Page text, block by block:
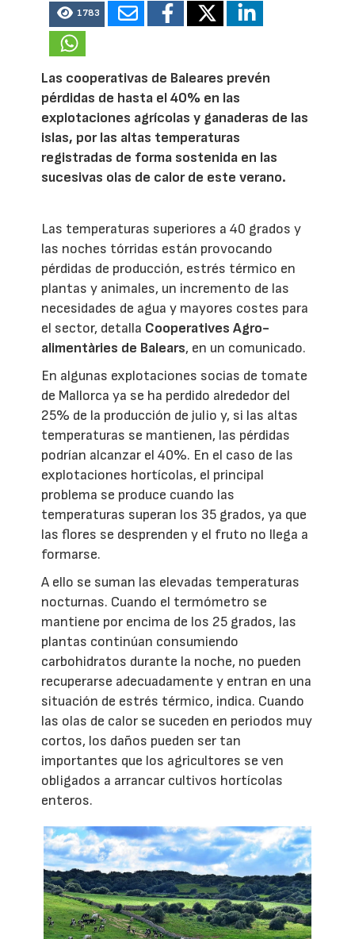
1783
Las cooperativas de Baleares prevén
pérdidas de hasta el 40% en las
explotaciones agrícolas y ganaderas de las
islas, por las altas temperaturas
registradas de forma sostenida en las
sucesivas olas de calor de este verano.
Las temperaturas superiores a 40 grados y
las noches tórridas están provocando
pérdidas de producción, estrés térmico en
plantas y animales, un incremento de las
necesidades de agua y mayores costes para
el sector, detalla Cooperatives Agro-
alimentàries de Balears, en un comunicado.
En algunas explotaciones socias de tomate
de Mallorca ya se ha perdido alrededor del
25% de la producción de julio y, si las altas
temperaturas se mantienen, las pérdidas
podrían alcanzar el 40%. En el caso de las
explotaciones hortícolas, el principal
problema se produce cuando las
temperaturas superan los 35 grados, ya que
las flores se desprenden y el fruto no llega a
formarse.
A ello se suman las elevadas temperaturas
nocturnas. Cuando el termómetro se
mantiene por encima de los 25 grados, las
plantas continúan consumiendo
carbohidratos durante la noche, no pueden
recuperarse adecuadamente y entran en una
situación de estrés térmico, indica. Cuando
las olas de calor se suceden en periodos muy
cortos, los daños pueden ser tan
importantes que los agricultores se ven
obligados a arrancar cultivos hortícolas
enteros.